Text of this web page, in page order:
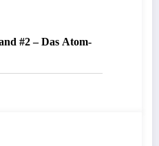
#2 – Das Atom-